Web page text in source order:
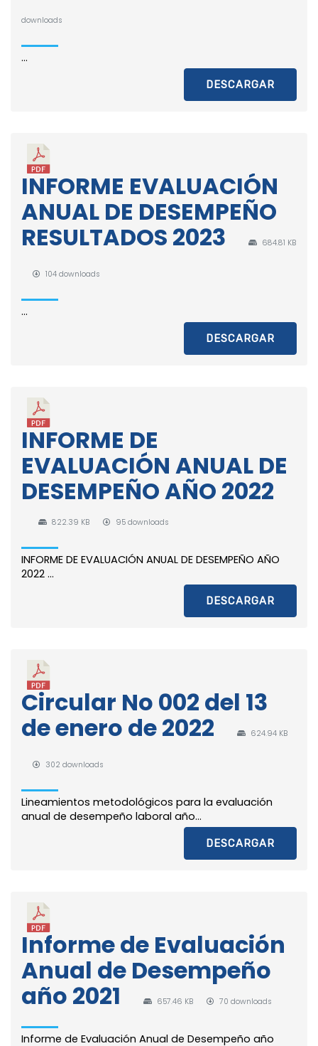
downloads
...
DESCARGAR
INFORME EVALUACIÓN
ANUAL DE DESEMPEÑO
RESULTADOS 2023
684.81 KB
104 downloads
...
DESCARGAR
INFORME DE
EVALUACIÓN ANUAL DE
DESEMPEÑO AÑO 2022
822.39 KB 95 downloads
INFORME DE EVALUACIÓN ANUAL DE DESEMPEÑO AÑO
2022 ...
DESCARGAR
Circular No 002 del 13
de enero de 2022
624.94 KB
302 downloads
Lineamientos metodológicos para la evaluación
anual de desempeño laboral año...
DESCARGAR
Informe de Evaluación
Anual de Desempeño
año 2021
657.46 KB 70 downloads
Informe de Evaluación Anual de Desempeño año